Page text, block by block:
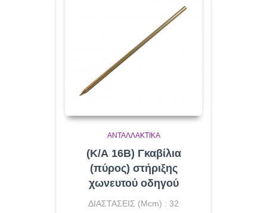
ΑΝΤΑΛΛΑΚΤΙΚΆ
(Κ/Α 16B) Γκαβίλια
(πύρος) στήριξης
χωνευτού οδηγού
ΔΙΑΣΤΑΣΕΙΣ (Μcm) : 32